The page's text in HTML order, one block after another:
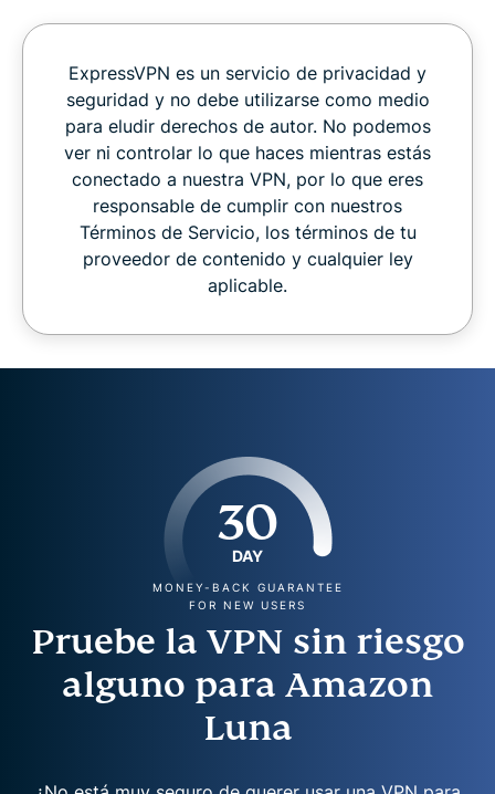
ExpressVPN es un servicio de privacidad y
seguridad y no debe utilizarse como medio
para eludir derechos de autor. No podemos
ver ni controlar lo que haces mientras estás
conectado a nuestra VPN, por lo que eres
responsable de cumplir con nuestros
Términos de Servicio, los términos de tu
proveedor de contenido y cualquier ley
aplicable.
30
DAY
MONEY-BACK GUARANTEE
FOR NEW USERS
Pruebe la VPN sin riesgo
alguno para Amazon
Luna